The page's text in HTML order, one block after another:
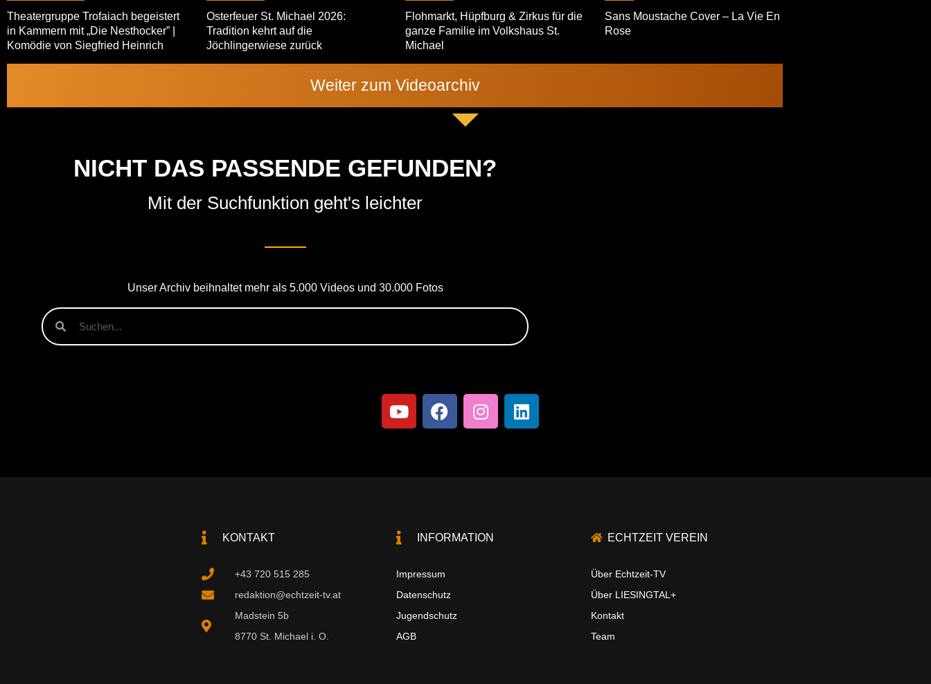
Theatergruppe Trofaiach begeistert
in Kammern mit „Die Nesthocker” |
Komödie von Siegfried Heinrich
Osterfeuer St. Michael 2026:
Tradition kehrt auf die
Jöchlingerwiese zurück
Flohmarkt, Hüpfburg & Zirkus für die
ganze Familie im Volkshaus St.
Michael
Sans Moustache Cover – La Vie En
Rose
Weiter zum Videoarchiv
NICHT DAS PASSENDE GEFUNDEN?
Mit der Suchfunktion geht's leichter
Unser Archiv beihnaltet mehr als 5.000 Videos und 30.000 Fotos
KONTAKT
+43 720 515 285
redaktion@echtzeit-tv.at
Madstein 5b
8770 St. Michael i. O.
INFORMATION
Impressum
Datenschutz
Jugendschutz
AGB
ECHTZEIT VEREIN
Über Echtzeit-TV
Über LIESINGTAL+
Kontakt
Team